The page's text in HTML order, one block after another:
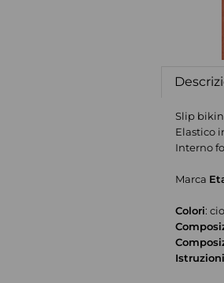
Slip
Elastico
Interno
Marca
Colori: